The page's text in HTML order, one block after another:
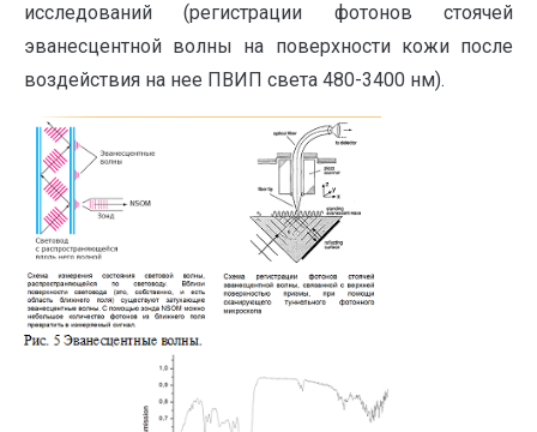
исследований (регистрации фотонов стоячей
эванесцентной волны на поверхности кожи после
воздействия на нее ПВИП света 480-3400 нм).